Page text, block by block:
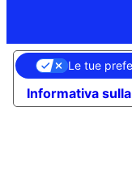
Informativa
Le tue